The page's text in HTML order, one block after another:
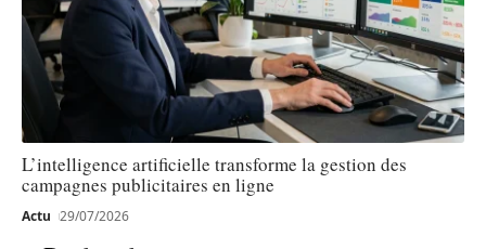
L’intelligence artificielle transforme la gestion des
campagnes publicitaires en ligne
Actu 29/07/2026